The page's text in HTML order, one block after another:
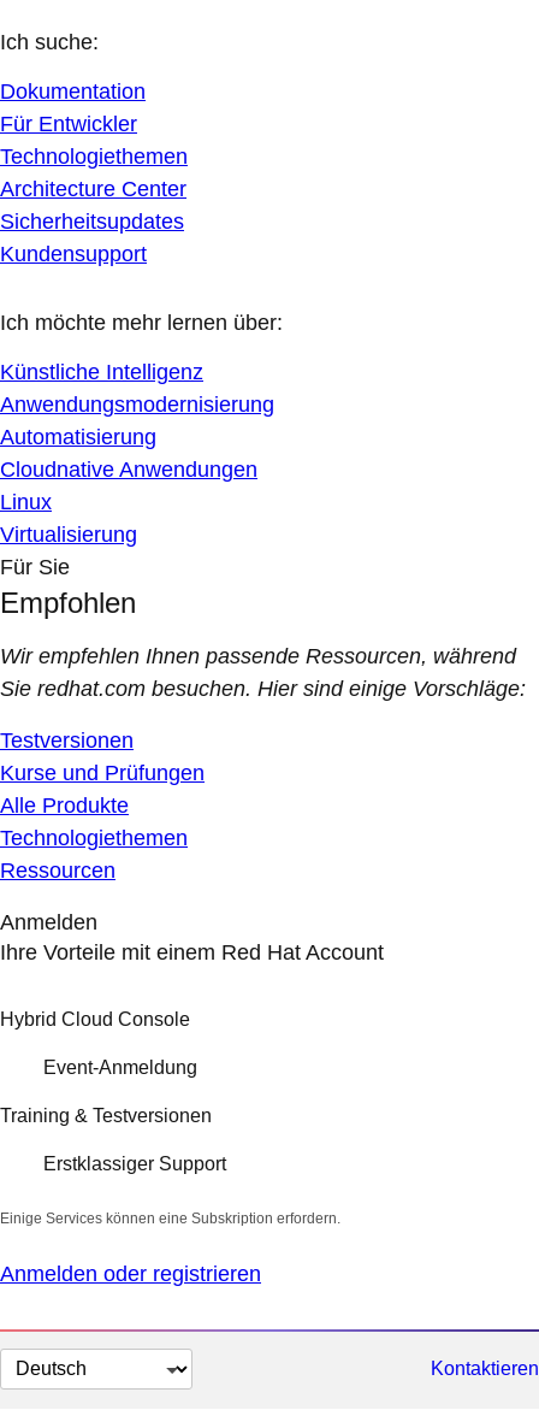
Ich suche:
Dokumentation
Für Entwickler
Technologiethemen
Architecture Center
Sicherheitsupdates
Kundensupport
Ich möchte mehr lernen über:
Künstliche Intelligenz
Anwendungsmodernisierung
Automatisierung
Cloudnative Anwendungen
Linux
Virtualisierung
Für Sie
Empfohlen
Wir empfehlen Ihnen passende Ressourcen, während
Sie redhat.com besuchen. Hier sind einige Vorschläge:
Testversionen
Kurse und Prüfungen
Alle Produkte
Technologiethemen
Ressourcen
Anmelden
Ihre Vorteile mit einem Red Hat Account
Hybrid Cloud Console
Event-Anmeldung
Training & Testversionen
Erstklassiger Support
Einige Services können eine Subskription erfordern.
Anmelden oder registrieren
Sprache
auswählen
Kontaktieren